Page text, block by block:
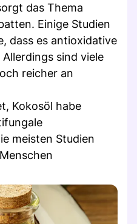
das Thema
Einige Studien
dass es antioxidative
sind viele
reicher an
Kokosöl habe
meisten Studien